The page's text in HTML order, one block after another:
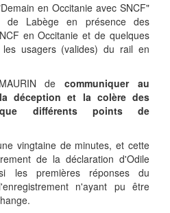
en Occitanie avec SNCF"
Labège en présence des
en Occitanie et de quelques
les usagers (valides) du rail en
decommuniquer au
déception et la colère des
différents points de
vingtaine de minutes, et cette
de la déclaration d'Odile
les premières réponses du
n'ayant pu être